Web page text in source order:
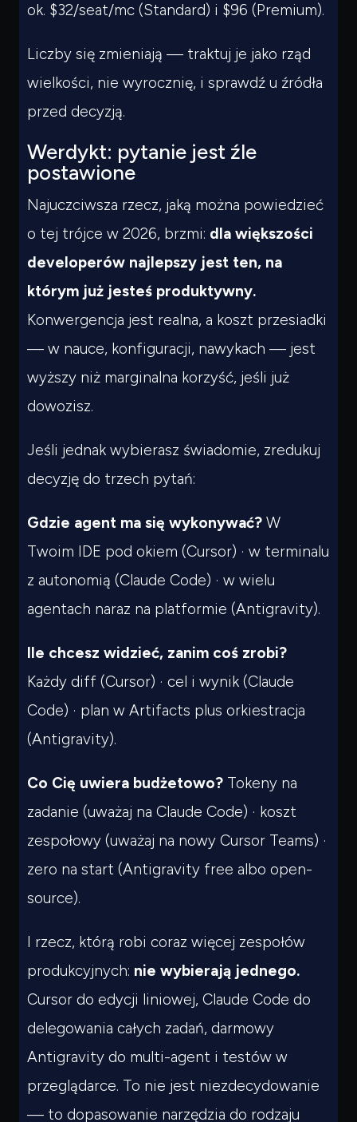
ok. $32/seat/mc (Standard) i $96 (Premium).
Liczby się zmieniają — traktuj je jako rząd
wielkości, nie wyrocznię, i sprawdź u źródła
przed decyzją.
Werdykt: pytanie jest źle
postawione
Najuczciwsza rzecz, jaką można powiedzieć
o tej trójce w 2026, brzmi: dla większości
developerów najlepszy jest ten, na
którym już jesteś produktywny.
Konwergencja jest realna, a koszt przesiadki
— w nauce, konfiguracji, nawykach — jest
wyższy niż marginalna korzyść, jeśli już
dowozisz.
Jeśli jednak wybierasz świadomie, zredukuj
decyzję do trzech pytań:
Gdzie agent ma się wykonywać? W
Twoim IDE pod okiem (Cursor) · w terminalu
z autonomią (Claude Code) · w wielu
agentach naraz na platformie (Antigravity).
Ile chcesz widzieć, zanim coś zrobi?
Każdy diff (Cursor) · cel i wynik (Claude
Code) · plan w Artifacts plus orkiestracja
(Antigravity).
Co Cię uwiera budżetowo? Tokeny na
zadanie (uważaj na Claude Code) · koszt
zespołowy (uważaj na nowy Cursor Teams) ·
zero na start (Antigravity free albo open-
source).
I rzecz, którą robi coraz więcej zespołów
produkcyjnych: nie wybierają jednego.
Cursor do edycji liniowej, Claude Code do
delegowania całych zadań, darmowy
Antigravity do multi-agent i testów w
przeglądarce. To nie jest niezdecydowanie
— to dopasowanie narzędzia do rodzaju